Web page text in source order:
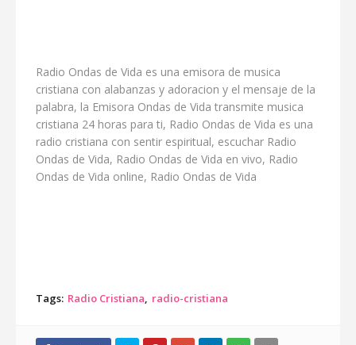
Radio Ondas de Vida es una emisora de musica
cristiana con alabanzas y adoracion y el mensaje de la
palabra, la Emisora Ondas de Vida transmite musica
cristiana 24 horas para ti, Radio Ondas de Vida es una
radio cristiana con sentir espiritual, escuchar Radio
Ondas de Vida, Radio Ondas de Vida en vivo, Radio
Ondas de Vida online, Radio Ondas de Vida
Tags: Radio Cristiana radio-cristiana